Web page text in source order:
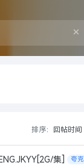
×
排序： 回帖时间
集] 夸克